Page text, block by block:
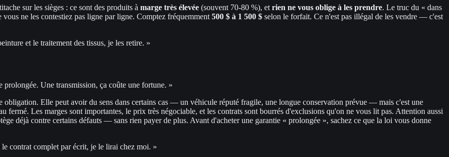
sur les sièges : ce sont des produits à marge très élevée (souvent 70-80 %), et rien ne vous oblige à les prendre. Le truc du « dans
ne les contestiez pas ligne par ligne. Comptez fréquemment 500 $ à 1 500 $ selon le forfait. Ce n'est pas illégal de les vendre — c'est
et le traitement des tissus, je les retire. »
Une transmission, ça coûte une fortune. »
obligation. Elle peut avoir du sens dans certains cas — un véhicule réputé fragile, une longue conservation prévue — mais c'est une
fermé. Les marges sont importantes, le prix très négociable, et les contrats sont bourrés d'exclusions qu'on ne vous lit pas. Attention aussi
déjà contre certains défauts — sans rien payer de plus. Avant d'acheter une garantie « prolongée », sachez ce que la loi vous donne
contrat complet par écrit, je le lirai chez moi. »